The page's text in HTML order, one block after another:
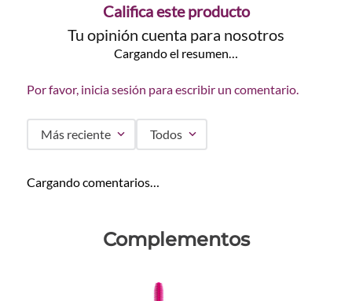
Califica este producto
Tu opinión cuenta para nosotros
Cargando el resumen…
Por favor, inicia sesión para escribir un comentario.
Más reciente Todos
Cargando comentarios…
Complementos